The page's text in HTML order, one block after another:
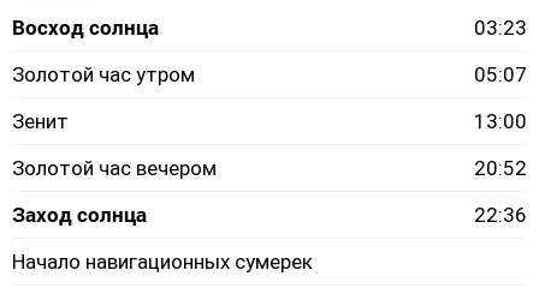
Восход солнца
03:23
Золотой час утром
05:07
Зенит
13:00
Золотой час вечером
20:52
Заход солнца
22:36
Начало навигационных сумерек